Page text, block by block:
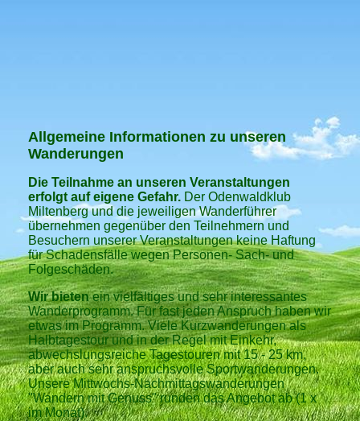
Allgemeine Informationen zu unseren
Wanderungen
Die Teilnahme an unseren Veranstaltungen
erfolgt auf eigene Gefahr. Der Odenwaldklub
Miltenberg und die jeweiligen Wanderführer
übernehmen gegenüber den Teilnehmern und
Besuchern unserer Veranstaltungen keine Haftung
für Schadensfälle wegen Personen- Sach- und
Folgeschäden.
Wir bietenein vielfältiges und sehr interessantes
Wanderprogramm. Für fast jeden Anspruch haben wir
etwas im Programm. Viele Kurzwanderungen als
Halbtagestour und in der Regel mit Einkehr,
abwechslungsreiche Tagestouren mit 15 - 25 km,
aber auch sehr anspruchsvolle Sportwanderungen.
Unsere Mittwochs-Nachmittagswanderungen
"Wandern mit Genuss" runden das Angebot ab (1 x
im Monat).